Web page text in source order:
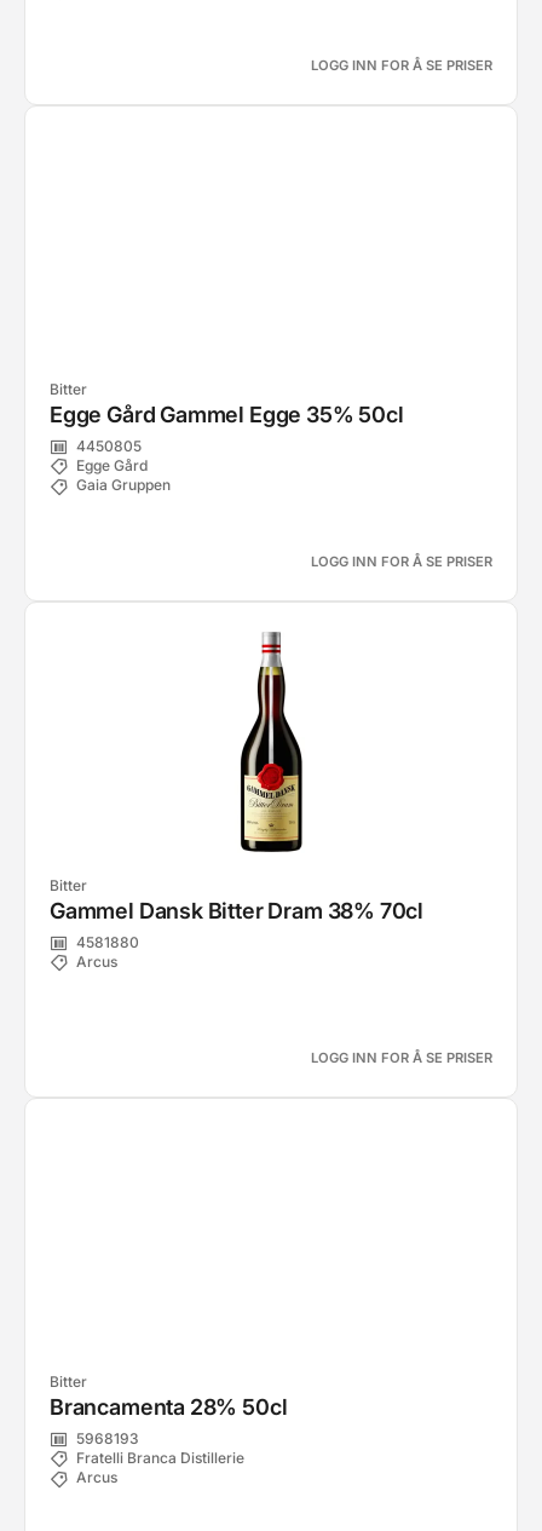
LOGG INN FOR Å SE PRISER
Bitter
Egge Gård Gammel Egge 35% 50cl
4450805
Egge Gård
Gaia Gruppen
LOGG INN FOR Å SE PRISER
Bitter
Gammel Dansk Bitter Dram 38% 70cl
4581880
Arcus
LOGG INN FOR Å SE PRISER
Bitter
Brancamenta 28% 50cl
5968193
Fratelli Branca Distillerie
Arcus